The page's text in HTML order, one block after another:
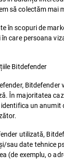
să colectăm mai
în scopuri de
care persoana
Bitdefender
Bitdefender
În majoritatea
un
utilizată,
sau date tehnice
(de exemplu, o